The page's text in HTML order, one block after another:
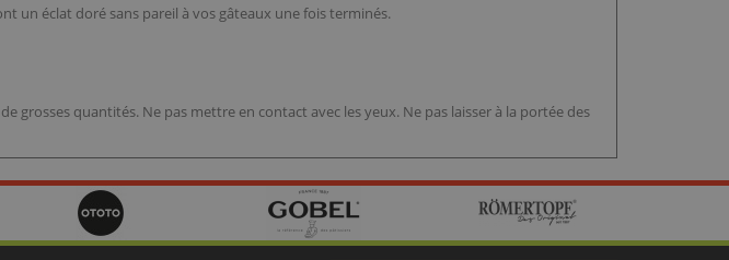
un éclat doré sans pareil à vos gâteaux une fois terminés.
grosses quantités. Ne pas mettre en contact avec les yeux. Ne pas laisser à la portée des